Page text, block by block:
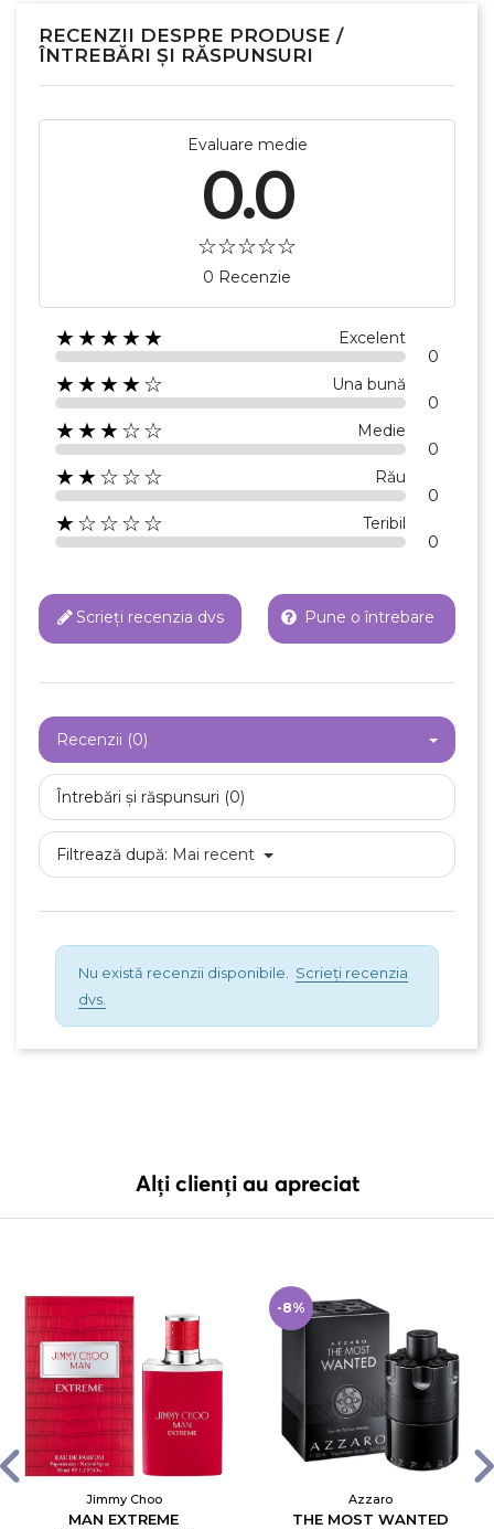
RECENZII DESPRE PRODUSE /
ÎNTREBĂRI ȘI RĂSPUNSURI
Evaluare medie
0.0
0 Recenzie
★★★★★ Excelent
0
★★★★☆ Una bună
0
★★★☆☆ Medie
0
★★☆☆☆ Rău
0
★☆☆☆☆ Teribil
0
Scrieți recenzia dvs Pune o întrebare
Recenzii (0)
Întrebări și răspunsuri (0)
Filtrează după: Mai recent
Nu există recenzii disponibile. Scrieți recenzia
dvs.
Alți clienți au apreciat
Jimmy Choo
MAN EXTREME
-8%
Azzaro
THE MOST WANTED
Creeaza o lista de dorinte
Numele listei de dorinte
Creeaza o lista de dorinte